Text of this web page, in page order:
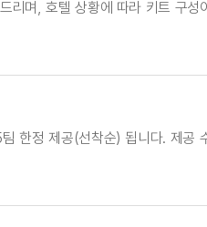
리며, 호텔 상황에 따라 키트 구성
한정 제공(선착순) 됩니다. 제공